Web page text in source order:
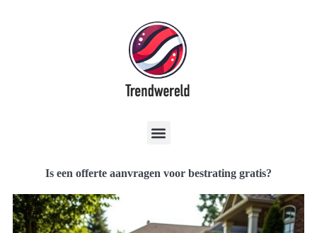
Is een offerte aanvragen voor bestrating gratis?